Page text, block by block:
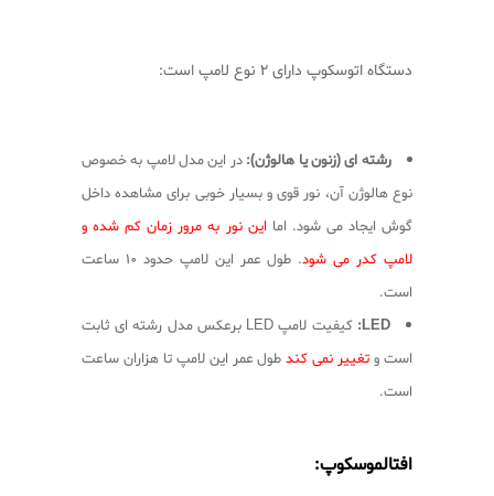
دستگاه اتوسکوپ دارای ۲ نوع لامپ است:
رشته ای (زنون یا هالوژن):در این مدل لامپ به خصوص
نوع هالوژن آن، نور قوی و بسیار خوبی برای مشاهده داخل
گوش ایجاد می شود. امااین نور به مرور زمان کم شده و
لامپ کدر می شود
. طول عمر این لامپ حدود ۱۰ ساعت
است.
LED:
کیفیت لامپ LED برعکس مدل رشته ای ثابت
است وتغییر نمی کندطول عمر این لامپ تا هزاران ساعت
است.
افتالموسکوپ: